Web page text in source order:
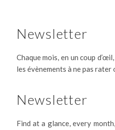
Newsletter
Chaque mois, en un coup
les évènements à ne pas rater
Newsletter
Find at a glance, every